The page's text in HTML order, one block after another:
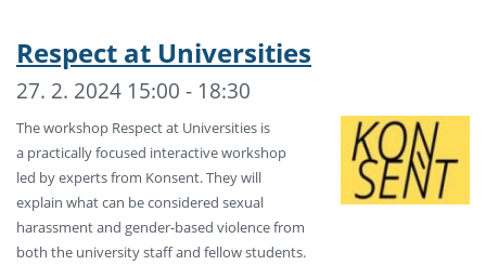
Respect at Universities
27. 2. 2024 15:00 - 18:30
The workshop Respect at Universities is
a practically focused interactive workshop
led by experts from Konsent. They will
explain what can be considered sexual
harassment and gender-based violence from
both the university staff and fellow students.